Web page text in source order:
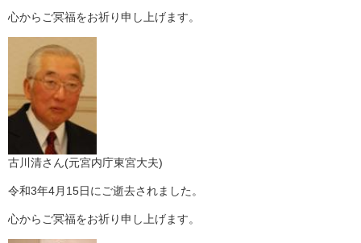
心からご冥福をお祈り申し上げます。
古川清さん(元宮内庁東宮大夫)
令和3年4月15日にご逝去されました。
心からご冥福をお祈り申し上げます。